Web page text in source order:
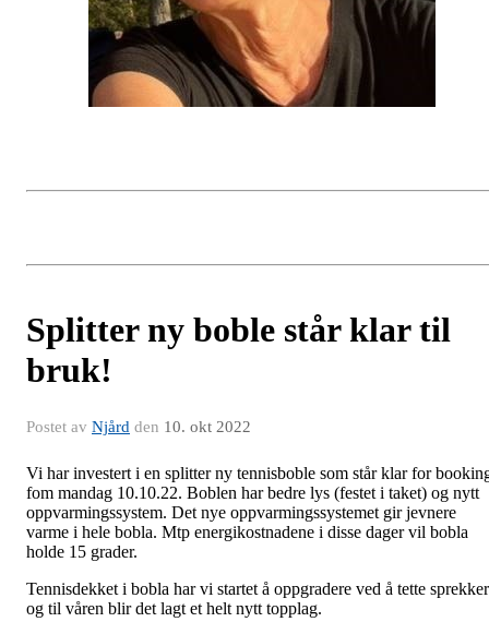
Splitter ny boble står klar til
bruk!
Postet av Njård den 10. okt 2022
Vi har investert i en splitter ny tennisboble som står klar for
fom mandag 10.10.22. Boblen har bedre lys (festet i taket) og nytt
oppvarmingssystem. Det nye oppvarmingssystemet gir jevnere
varme i hele bobla. Mtp energikostnadene i disse dager vil bobla
holde 15 grader.
Tennisdekket i bobla har vi startet å oppgradere ved å tette sprekker
og til våren blir det lagt et helt nytt topplag.